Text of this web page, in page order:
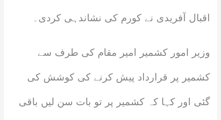
اقبال آفریدی نے کورم کی نشاندہی کردی۔
وزیر امور کشمیر امیر مقام کی طرف سے
کشمیر پر قرارداد پیش کرنے کی کوشش کی
گئی اور کہا کہ کشمیر پر تو بات سن لیں باقی